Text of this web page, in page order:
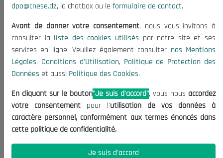
Mentions Légales
Conditions d'Utilisation
Politique de Protection des Données
Politique des Cookies
Nous Contacter
(+213) 021 98 01 00|01|02
contact@cnese.dz
Suggestions ou Initiatives ?
Newsletter
dernières nouvelles.
dpo@cnese.dz, la chatbox ou le formulaire de contact.
Avant de donner votre consentement, nous vous invitons à
consulter la liste des cookies utilisés par notre site et ses
services en ligne. Veuillez également consulter nos Mentions
Légales, Conditions d'Utilisation, Politique de Protection des
Données et aussi Politique des Cookies.
En cliquant sur le bouton"Je suis d'accord", vous nous accordez
votre consentement pour l'utilisation de vos données à
caractère personnel, conformément aux termes énoncés dans
cette politique de confidentialité.
Je suis d'accord